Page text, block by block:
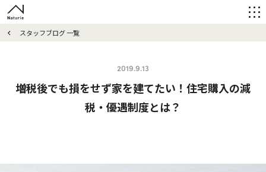
スタッフブログ 一覧
2019.9.13
増税後でも損をせず家を建てたい！住宅購入の減
税・優遇制度とは？